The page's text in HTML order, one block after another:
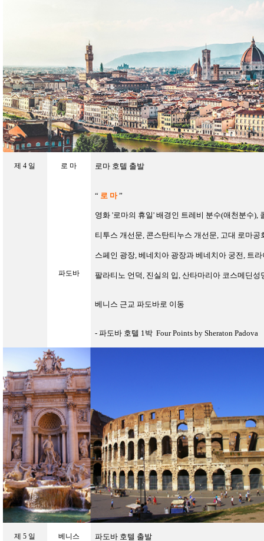
제 4 일 로 마
파도바
로마 호텔 출발
“ 로 마”
영화 '로마의 휴일' 배경인 트레비 분수(애천분수),
티투스 개선문, 콘스탄티누스 개선문, 고대 로마공
스페인 광장, 베네치아 광장과 베네치아 궁전, 트
팔라티노 언덕, 진실의 입,산타마리아 코스메딘성
베니스 근교 파도바로 이동
-파도바 호텔 1박 Four Points by Sheraton Padova
제 5 일 베니스 파도바 호텔 출발